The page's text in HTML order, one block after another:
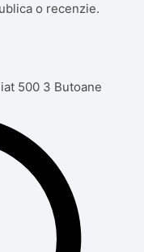
o recenzie.